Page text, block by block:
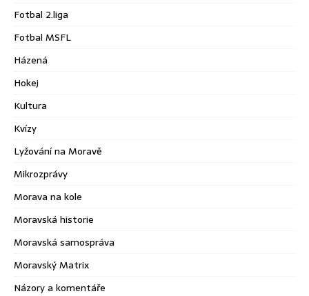
Fotbal 2.liga
Fotbal MSFL
Házená
Hokej
Kultura
Kvízy
Lyžování na Moravě
Mikrozprávy
Morava na kole
Moravská historie
Moravská samospráva
Moravský Matrix
Názory a komentáře